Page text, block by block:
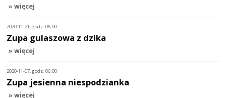
» więcej
2020-11-21, godz. 06:00
Zupa gulaszowa z dzika
» więcej
2020-11-07, godz. 06:00
Zupa jesienna niespodzianka
» więcej